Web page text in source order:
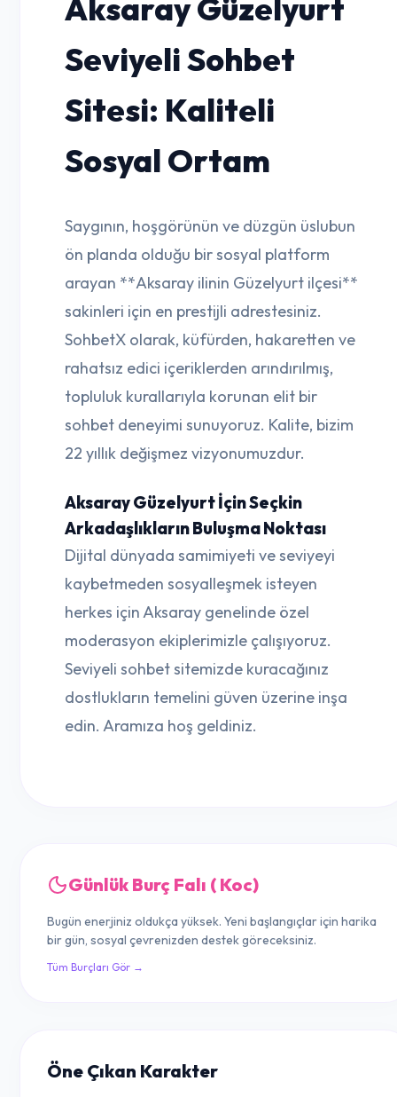
Aksaray Güzelyurt
Seviyeli Sohbet
Sitesi: Kaliteli
Sosyal Ortam
Saygının, hoşgörünün ve düzgün üslubun
ön planda olduğu bir sosyal platform
arayan **Aksaray ilinin Güzelyurt ilçesi**
sakinleri için en prestijli adrestesiniz.
SohbetX olarak, küfürden, hakaretten ve
rahatsız edici içeriklerden arındırılmış,
topluluk kurallarıyla korunan elit bir
sohbet deneyimi sunuyoruz. Kalite, bizim
22 yıllık değişmez vizyonumuzdur.
Aksaray Güzelyurt İçin Seçkin
Arkadaşlıkların Buluşma Noktası
Dijital dünyada samimiyeti ve seviyeyi
kaybetmeden sosyalleşmek isteyen
herkes için Aksaray genelinde özel
moderasyon ekiplerimizle çalışıyoruz.
Seviyeli sohbet sitemizde kuracağınız
dostlukların temelini güven üzerine inşa
edin. Aramıza hoş geldiniz.
Günlük Burç Falı ( Koc)
Bugün enerjiniz oldukça yüksek. Yeni başlangıçlar için harika
bir gün, sosyal çevrenizden destek göreceksiniz.
Tüm Burçları Gör →
Öne Çıkan Karakter